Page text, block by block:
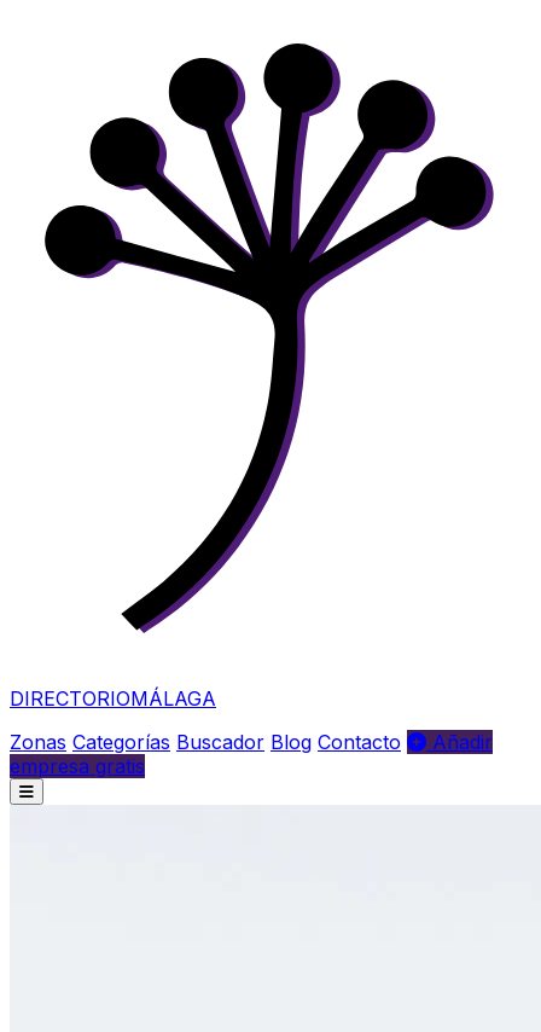
DIRECTORIOMÁLAGA
Zonas Categorías Buscador Blog Contacto
Añadir
empresa gratis